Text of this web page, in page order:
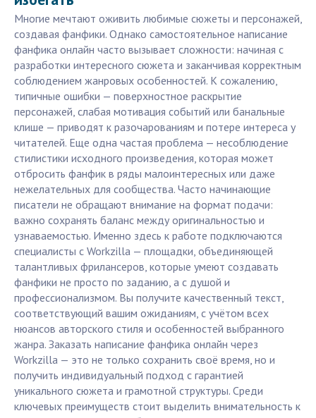
Многие мечтают оживить любимые сюжеты и персонажей,
создавая фанфики. Однако самостоятельное написание
фанфика онлайн часто вызывает сложности: начиная с
разработки интересного сюжета и заканчивая корректным
соблюдением жанровых особенностей. К сожалению,
типичные ошибки — поверхностное раскрытие
персонажей, слабая мотивация событий или банальные
клише — приводят к разочарованиям и потере интереса у
читателей. Еще одна частая проблема — несоблюдение
стилистики исходного произведения, которая может
отбросить фанфик в ряды малоинтересных или даже
нежелательных для сообщества. Часто начинающие
писатели не обращают внимание на формат подачи:
важно сохранять баланс между оригинальностью и
узнаваемостью. Именно здесь к работе подключаются
специалисты с Workzilla — площадки, объединяющей
талантливых фрилансеров, которые умеют создавать
фанфики не просто по заданию, а с душой и
профессионализмом. Вы получите качественный текст,
соответствующий вашим ожиданиям, с учётом всех
нюансов авторского стиля и особенностей выбранного
жанра. Заказать написание фанфика онлайн через
Workzilla — это не только сохранить своё время, но и
получить индивидуальный подход с гарантией
уникального сюжета и грамотной структуры. Среди
ключевых преимуществ стоит выделить внимательность к